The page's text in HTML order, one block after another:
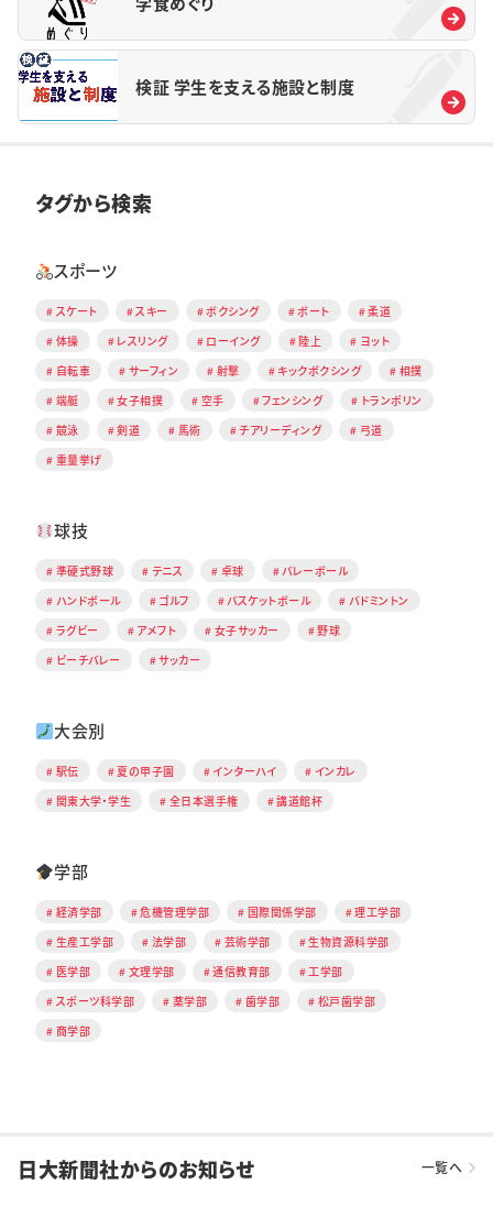
検証 学生を支える施設と制度
タグから検索
スポーツ
スケート スキー ボクシング ボート
柔道
体操
レスリング ローイング 陸上
ヨット
自転車
サーフィン 射撃 キックボクシング
相撲
端艇
女子相撲 空手 フェンシング
トランポリン
競泳
剣道 馬術 チアリーディング
弓道
重量挙げ
球技
準硬式野球 テニス 卓球
バレーボール
ハンドボール
ゴルフ バスケットボール
バドミントン
ラグビー
アメフト 女子サッカー
野球
ビーチバレー
サッカー
大会別
駅伝 夏の甲子園 インターハイ
インカレ
関東大学・学生
全日本選手権 講道館杯
学部
経済学部 危機管理学部 国際関係学部
理工学部
生産工学部
法学部 芸術学部
生物資源科学部
医学部
文理学部 通信教育部
工学部
スポーツ科学部
薬学部 歯学部
松戸歯学部
商学部
日大新聞社からのお知らせ 一覧へ